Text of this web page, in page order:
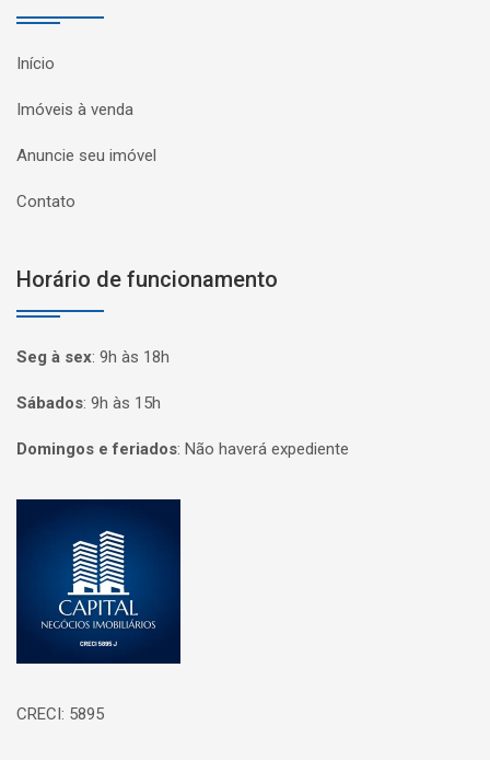
Início
Imóveis à venda
Anuncie seu imóvel
Contato
Horário de funcionamento
Seg à sex: 9h às 18h
Sábados: 9h às 15h
Domingos e feriados: Não haverá expediente
CRECI: 5895